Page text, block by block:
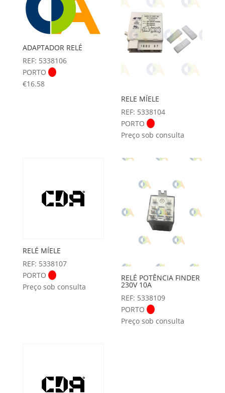
ADAPTADOR RELÉ
REF: 5338106
PORTO
€16.58
RELE MÍELE
REF: 5338104
PORTO
Preço sob consulta
RELÉ MÍELE
REF: 5338107
PORTO
Preço sob consulta
RELÉ POTÊNCIA FINDER
230V 10A
REF: 5338109
PORTO
Preço sob consulta